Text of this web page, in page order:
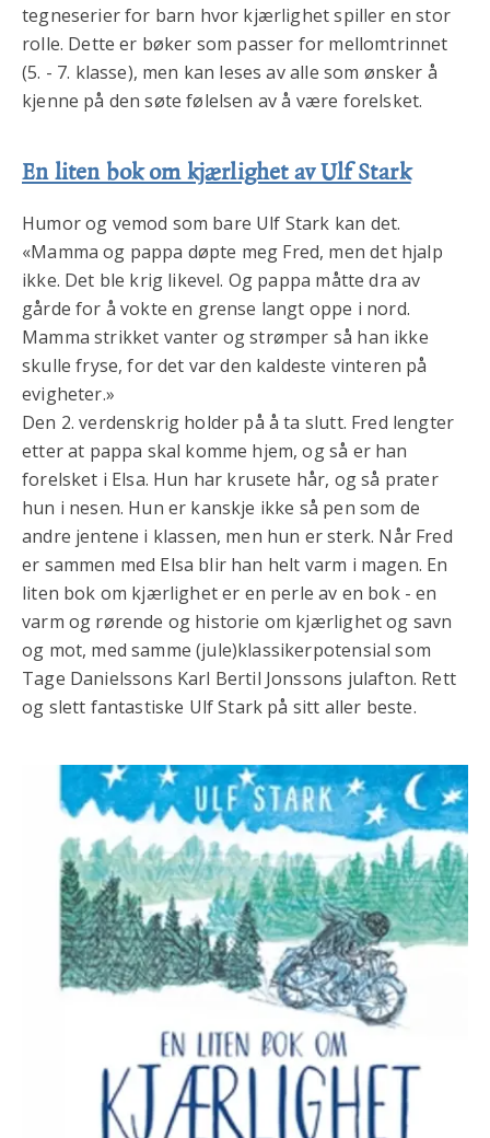
tegneserier for barn hvor kjærlighet spiller en stor
rolle. Dette er bøker som passer for mellomtrinnet
(5. - 7. klasse), men kan leses av alle som ønsker å
kjenne på den søte følelsen av å være forelsket.
En liten bok om kjærlighet av Ulf Stark
Humor og vemod som bare Ulf Stark kan det.
«Mamma og pappa døpte meg Fred, men det hjalp
ikke. Det ble krig likevel. Og pappa måtte dra av
gårde for å vokte en grense langt oppe i nord.
Mamma strikket vanter og strømper så han ikke
skulle fryse, for det var den kaldeste vinteren på
evigheter.»
Den 2. verdenskrig holder på å ta slutt. Fred lengter
etter at pappa skal komme hjem, og så er han
forelsket i Elsa. Hun har krusete hår, og så prater
hun i nesen. Hun er kanskje ikke så pen som de
andre jentene i klassen, men hun er sterk. Når Fred
er sammen med Elsa blir han helt varm i magen. En
liten bok om kjærlighet er en perle av en bok - en
varm og rørende og historie om kjærlighet og savn
og mot, med samme (jule)klassikerpotensial som
Tage Danielssons Karl Bertil Jonssons julafton. Rett
og slett fantastiske Ulf Stark på sitt aller beste.